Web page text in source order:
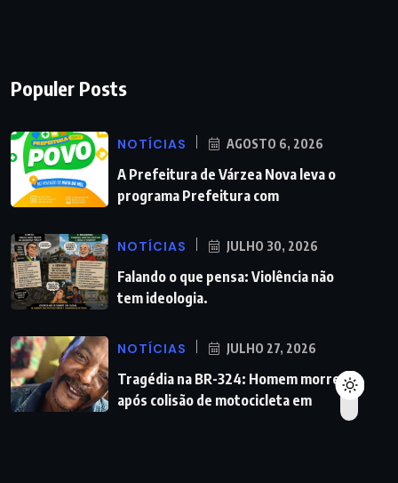
Populer Posts
NOTÍCIAS AGOSTO 6, 2026
A Prefeitura de Várzea Nova leva o
programa Prefeitura com
NOTÍCIAS JULHO 30, 2026
Falando o que pensa: Violência não
tem ideologia.
NOTÍCIAS JULHO 27, 2026
Tragédia na BR-324: Homem morre
após colisão de motocicleta em